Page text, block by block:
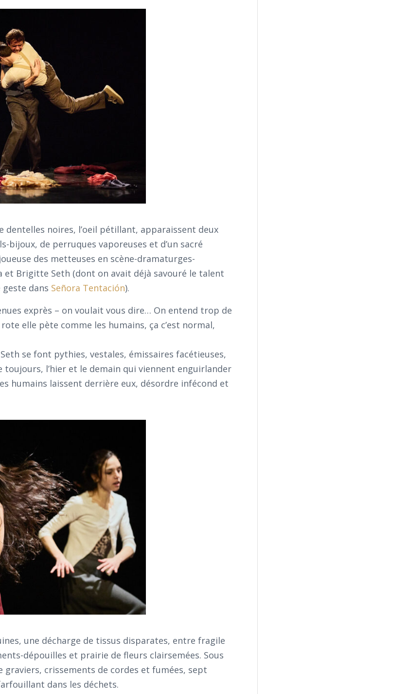
dentelles noires, l’oeil pétillant, apparaissent deux
bijoux, de perruques vaporeuses et d’un sacré
des metteuses en scène-dramaturges-
Brigitte Seth (dont on avait déjà savouré le talent
dans Señora Tentación).
exprès – on voulait vous dire… On entend trop de
elle pète comme les humains, ça c’est normal,
se font pythies, vestales, émissaires facétieuses,
toujours, l’hier et le demain qui viennent enguirlander
humains laissent derrière eux, désordre infécond et
une décharge de tissus disparates, entre fragile
dépouilles et prairie de fleurs clairsemées. Sous
crissements de cordes et fumées, sept
dans les déchets.